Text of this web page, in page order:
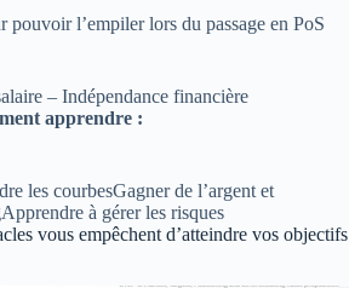
pouvoir l’empiler lors du passage en PoS
– Indépendance financière
apprendre :
les courbesGagner de l’argent et
à gérer les risques
vous empêchent d’atteindre vos objectifs